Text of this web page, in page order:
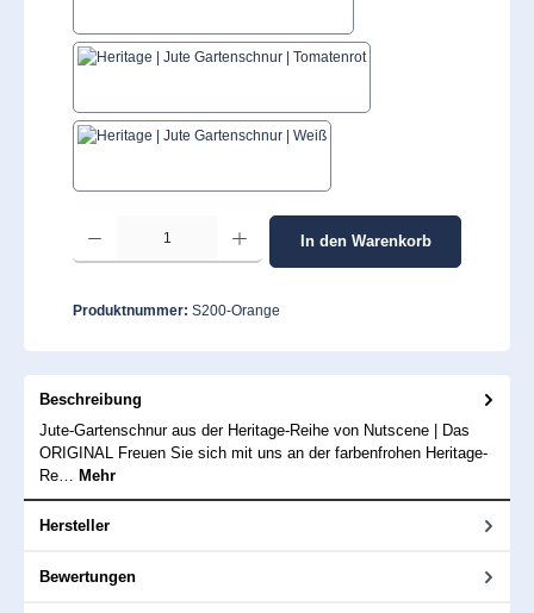
Produkt Anzahl: Gib den gewünschten Wert ein oder benutze die Schaltflächen
In den Warenkorb
Produktnummer: S200-Orange
Beschreibung
Jute-Gartenschnur aus der Heritage-Reihe von Nutscene | Das
ORIGINAL Freuen Sie sich mit uns an der farbenfrohen Heritage-
Re… Mehr
Hersteller
Bewertungen